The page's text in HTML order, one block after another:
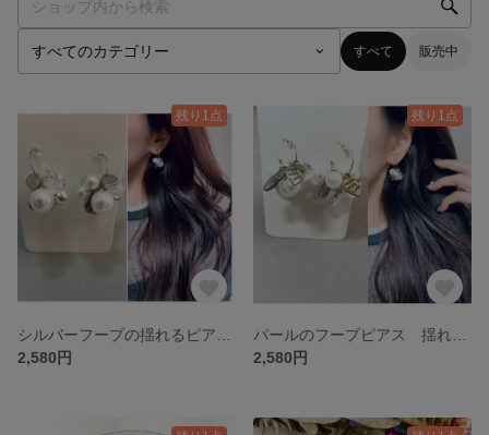
すべて 販売中
残り1点
2,580円
残り1点
2,580円